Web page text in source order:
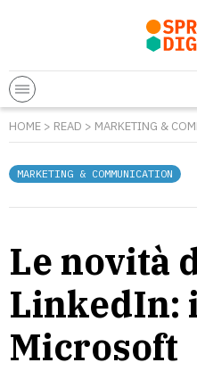
HOME > READ > MARKETING &
MARKETING & COMMUNICATION
Le novità
LinkedIn:
Microsoft